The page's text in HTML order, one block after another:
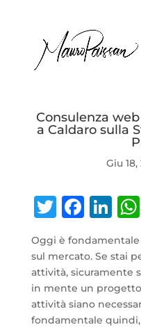
Consulenza
a Caldaro sulla
Giu 18,
Twitter
Oggi è
sul mercato. Se stai
attività, sicuramente
in mente un
attività siano
fondamentale